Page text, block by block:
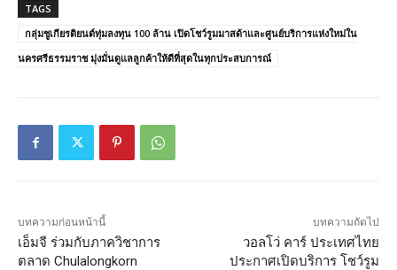
TAGS
กลุ่มชูเกียรติยนต์ทุ่มลงทุน 100 ล้าน เปิดโชว์รูมมาสด้าและศูนย์บริการแห่งใหม่ใน
นครศรีธรรมราช มุ่งมั่นดูแลลูกค้าให้ดีที่สุดในทุกประสบการณ์
บทความก่อนหน้านี้
เอ็มจี ร่วมกับภาควิชาการ
ตลาด Chulalongkorn
บทความถัดไป
วอลโว่ คาร์ ประเทศไทย
ประกาศเปิดบริการ โชว์รูม